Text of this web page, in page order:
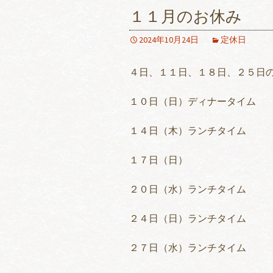
１１月のお休み
2024年10月24日 定休日
４日、１１日、１８日、２５日
１０日（日）ディナータイム
１４日（木）ランチタイム
１７日（日）
２０日（水）ランチタイム
２４日（日）ランチタイム
２７日（水）ランチタイム